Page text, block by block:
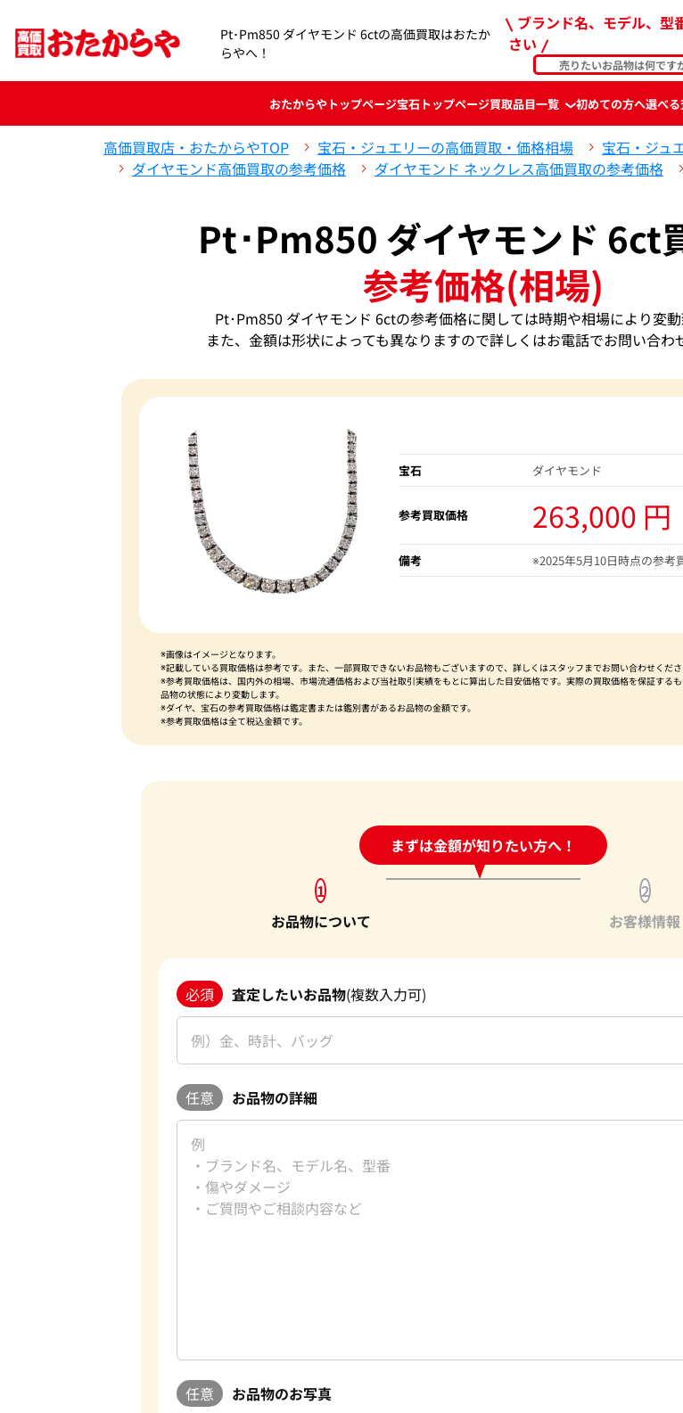
Pt･Pm850 ダイヤモンド 6ctの高価買取はおたか
らやへ！
ブランド名、モデル、型
さい
おたからやトップページ宝石トップページ買取品目一覧 初めての方へ選べ
高価買取店・おたからやTOP 宝石・ジュエリーの高価買取・価格相場
宝石・ジュ
ダイヤモンド高価買取の参考価格
ダイヤモンド ネックレス高価買取の参考価格
Pt･Pm850 ダイヤモンド 6ct
参考価格(相場)
Pt･Pm850 ダイヤモンド 6ctの参考価格に関しては時期や相場により変動
また、金額は形状によっても異なりますので詳しくはお電話でお問い合わ
宝石 ダイヤモンド
参考買取価格 263,000 円
備考 ※2025年5月10日時点の参考
※画像はイメージとなります。
※記載している買取価格は参考です。また、一部買取できないお品物もございますので、詳しくはスタッフまでお問い合わせくださ
※参考買取価格は、国内外の相場、市場流通価格および当社取引実績をもとに算出した目安価格です。実際の買取価格を保証する
品物の状態により変動します。
※ダイヤ、宝石の参考買取価格は鑑定書または鑑別書があるお品物の金額です。
※参考買取価格は全て税込金額です。
まずは金額が知りたい方へ！
24時間受付中!問い合わせフォーム
1
お品物について
2
お客様情報
必須 査定したいお品物(複数入力可)
任意 お品物の詳細
任意 お品物のお写真